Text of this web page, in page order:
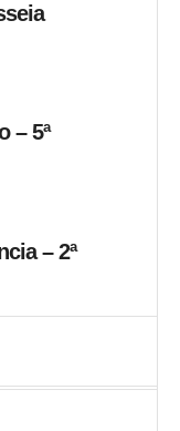
– 5ª
– 2ª